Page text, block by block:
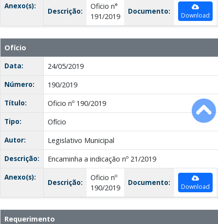
Anexo(s):
Descrição:
Oficio n°
191/2019
Documento: Download
Ofício
Data:
24/05/2019
Número:
190/2019
Título:
Oficio nº 190/2019
Tipo:
Ofício
Autor:
Legislativo Municipal
Descrição:
Encaminha a indicação nº 21/2019
Anexo(s):
Descrição:
Oficio nº
190/2019
Documento: Download
Requerimento